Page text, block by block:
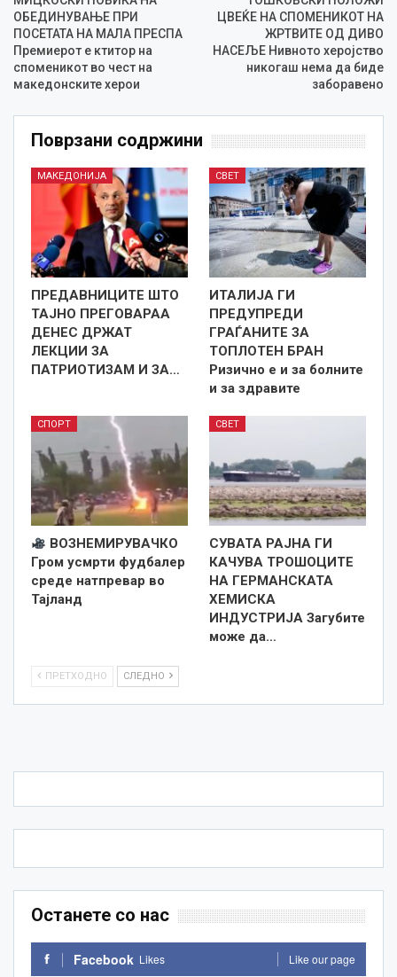
ОБЕДИНУВАЊЕ ПРИ
ПОСЕТАТА НА МАЛА ПРЕСПА
Премиерот е ктитор на
споменикот во чест на
македонските херои
ЦВЕЌЕ НА СПОМЕНИКОТ НА
ЖРТВИТЕ ОД ДИВО
НАСЕЉЕ Нивното херојство
никогаш нема да биде
заборавено
Поврзани содржини
МАКЕДОНИЈА
ПРЕДАВНИЦИТЕ ШТО
ТАЈНО ПРЕГОВАРАА
ДЕНЕС ДРЖАТ
ЛЕКЦИИ ЗА
ПАТРИОТИЗАМ И ЗА…
СВЕТ
ИТАЛИЈА ГИ
ПРЕДУПРЕДИ
ГРАЃАНИТЕ ЗА
ТОПЛОТЕН БРАН
Ризично е и за болните
и за здравите
СПОРТ
ВОЗНЕМИРУВАЧКО
Гром усмрти фудбалер
среде натпревар во
Тајланд
СВЕТ
СУВАТА РАЈНА ГИ
КАЧУВА ТРОШОЦИТЕ
НА ГЕРМАНСКАТА
ХЕМИСКА
ИНДУСТРИЈА Загубите
може да…
ПРЕТХОДНО СЛЕДНО
Останете со нас
Facebook Likes Like our page